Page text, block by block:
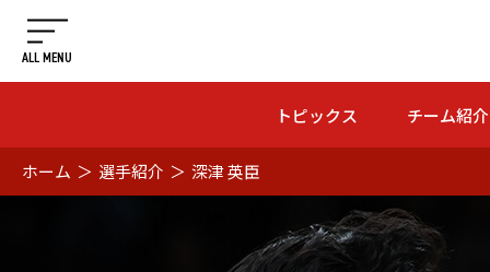
ALL MENU
トピックス チーム紹介
ホーム ＞ 選手紹介 ＞ 深津 英臣